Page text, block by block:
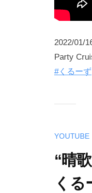
2022/01/
Party
#くるーず
YOUTUBE
“晴
くる